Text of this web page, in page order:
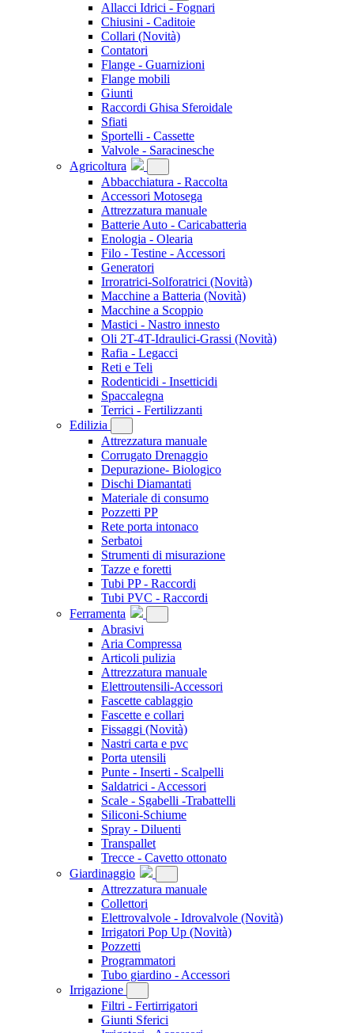
Allacci Idrici - Fognari
Chiusini - Caditoie
Collari (Novità)
Contatori
Flange - Guarnizioni
Flange mobili
Giunti
Raccordi Ghisa Sferoidale
Sfiati
Sportelli - Cassette
Valvole - Saracinesche
Agricoltura
Abbacchiatura - Raccolta
Accessori Motosega
Attrezzatura manuale
Batterie Auto - Caricabatteria
Enologia - Olearia
Filo - Testine - Accessori
Generatori
Irroratrici-Solforatrici (Novità)
Macchine a Batteria (Novità)
Macchine a Scoppio
Mastici - Nastro innesto
Oli 2T-4T-Idraulici-Grassi (Novità)
Rafia - Legacci
Reti e Teli
Rodenticidi - Insetticidi
Spaccalegna
Terrici - Fertilizzanti
Edilizia
Attrezzatura manuale
Corrugato Drenaggio
Depurazione- Biologico
Dischi Diamantati
Materiale di consumo
Pozzetti PP
Rete porta intonaco
Serbatoi
Strumenti di misurazione
Tazze e foretti
Tubi PP - Raccordi
Tubi PVC - Raccordi
Ferramenta
Abrasivi
Aria Compressa
Articoli pulizia
Attrezzatura manuale
Elettroutensili-Accessori
Fascette cablaggio
Fascette e collari
Fissaggi (Novità)
Nastri carta e pvc
Porta utensili
Punte - Inserti - Scalpelli
Saldatrici - Accessori
Scale - Sgabelli -Trabattelli
Siliconi-Schiume
Spray - Diluenti
Transpallet
Trecce - Cavetto ottonato
Giardinaggio
Attrezzatura manuale
Collettori
Elettrovalvole - Idrovalvole (Novità)
Irrigatori Pop Up (Novità)
Pozzetti
Programmatori
Tubo giardino - Accessori
Irrigazione
Filtri - Fertirrigatori
Giunti Sferici